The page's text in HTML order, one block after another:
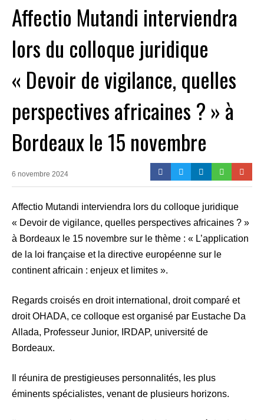
Affectio Mutandi interviendra
lors du colloque juridique
« Devoir de vigilance, quelles
perspectives africaines ? » à
Bordeaux le 15 novembre
6 novembre 2024
Affectio Mutandi interviendra lors du colloque juridique
« Devoir de vigilance, quelles perspectives africaines ? »
à Bordeaux le 15 novembre sur le thème : « L’application
de la loi française et la directive européenne sur le
continent africain : enjeux et limites ».
Regards croisés en droit international, droit comparé et
droit OHADA, ce colloque est organisé par Eustache Da
Allada, Professeur Junior, IRDAP, université de
Bordeaux.
Il réunira de prestigieuses personnalités, les plus
éminents spécialistes, venant de plusieurs horizons.